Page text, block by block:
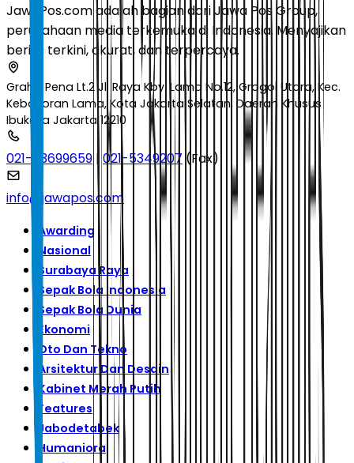
JawaPos.com adalah bagian dari Jawa Pos Group,
perusahaan media terkemuka di Indonesia. Menyajikan
berita terkini, akurat, dan terpercaya.
Graha Pena Lt.2 Jl. Raya Kby. Lama No.12, Grogol Utara, Kec.
Kebayoran Lama, Kota Jakarta Selatan, Daerah Khusus
Ibukota Jakarta 12210
021-53699659 | 021-5349207 (Fax)
info@jawapos.com
Awarding
Nasional
Surabaya Raya
Sepak Bola Indonesia
Sepak Bola Dunia
Ekonomi
Oto Dan Tekno
Arsitektur Dan Desain
Kabinet Merah Putih
Features
Jabodetabek
Humaniora